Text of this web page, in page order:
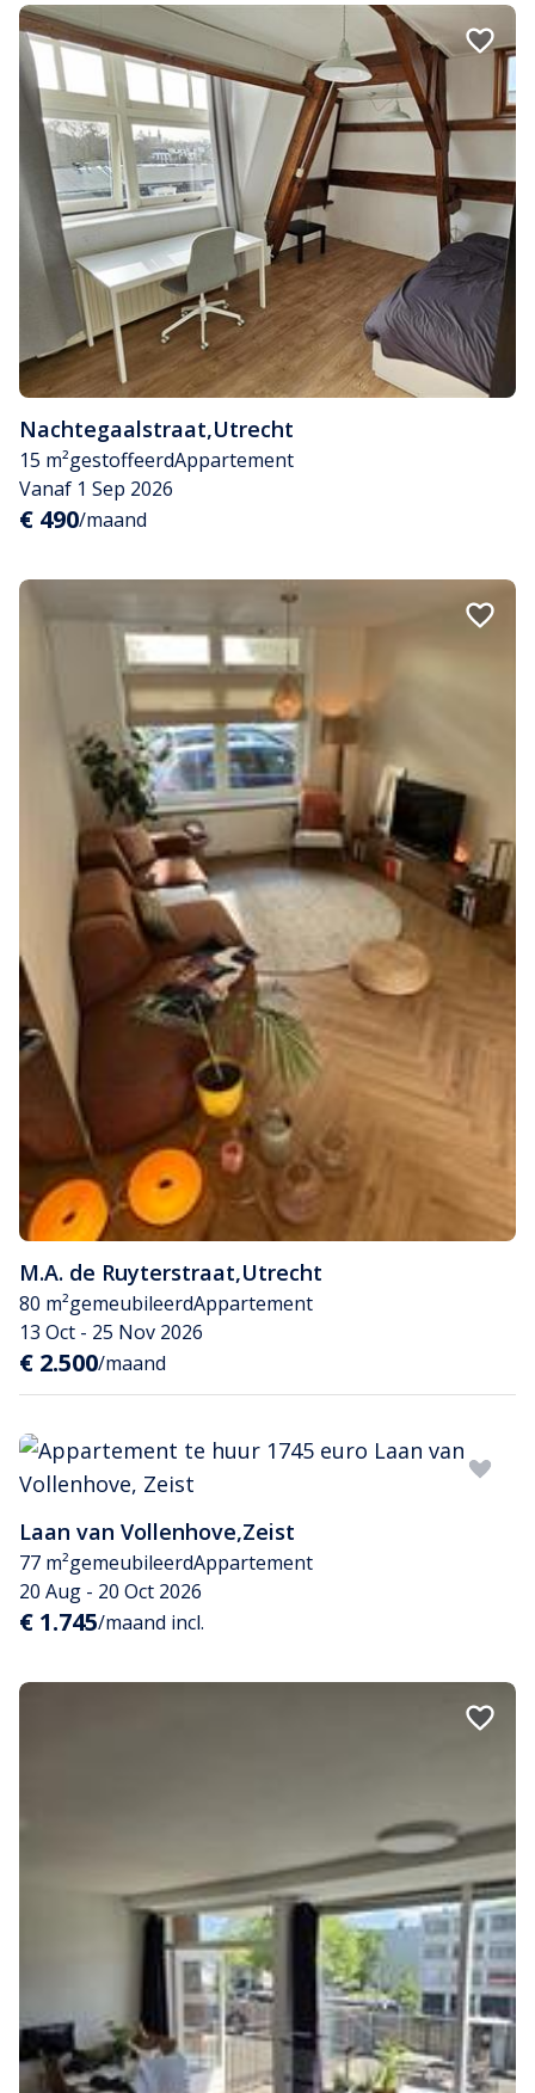
Nachtegaalstraat,Utrecht
15 m²gestoffeerdAppartement
Vanaf 1 Sep 2026
€ 490/maand
M.A. de Ruyterstraat,Utrecht
80 m²gemeubileerdAppartement
13 Oct - 25 Nov 2026
€ 2.500/maand
Laan van Vollenhove,Zeist
77 m²gemeubileerdAppartement
20 Aug - 20 Oct 2026
€ 1.745/maand incl.